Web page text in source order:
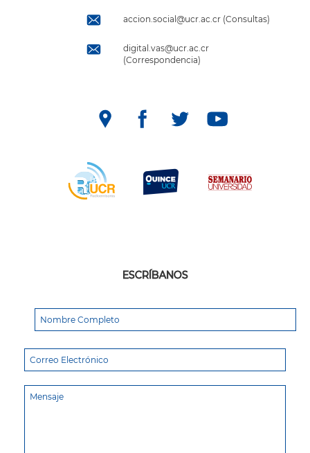
accion.social@ucr.ac.cr (Consultas)
digital.vas@ucr.ac.cr
(Correspondencia)
ESCRÍBANOS